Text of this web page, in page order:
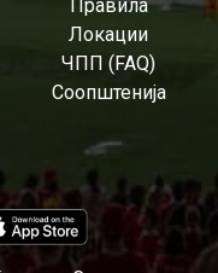
Правила
Локации
ЧПП (FAQ)
Соопштенија